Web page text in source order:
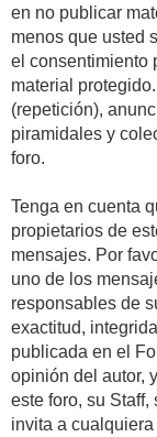
en no publicar
menos que usted
el consentimiento
material
(repetición),
piramidales y
foro.
Tenga en cuenta
propietarios de
mensajes. Por
uno de los
responsables de
exactitud,
publicada en el
opinión del autor,
este foro, su
invita a